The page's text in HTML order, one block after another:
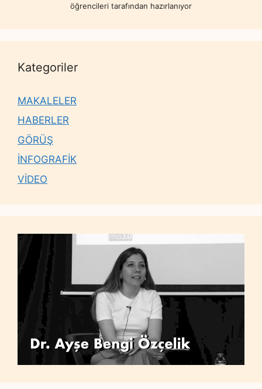
öğrencileri tarafından hazırlanıyor
Kategoriler
MAKALELER
HABERLER
GÖRÜŞ
İNFOGRAFİK
VİDEO